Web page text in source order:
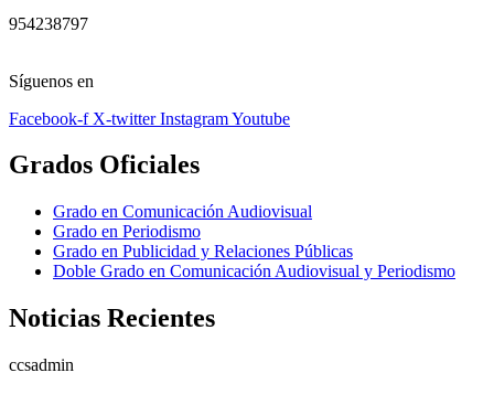
954238797
Síguenos en
Facebook-f X-twitter InstagramYoutube
Grados Oficiales
Grado en Comunicación Audiovisual
Grado en Periodismo
Grado en Publicidad y Relaciones Públicas
Doble Grado en Comunicación Audiovisual y Periodismo
Noticias Recientes
ccsadmin